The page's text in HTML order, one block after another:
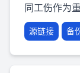
同工伤作为
源链接 备